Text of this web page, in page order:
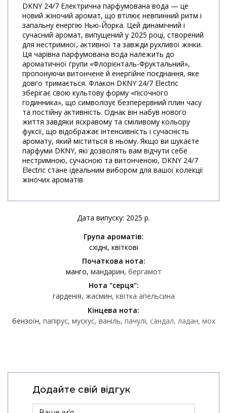
DKNY 24/7 Електрична парфумована вода — це
новий жіночий аромат, що втілює невпинний ритм і
запальну енергію Нью-Йорка. Цей динамічний і
сучасний аромат, випущений у 2025 році, створений
для нестримної, активної та завжди рухливої жінки.
Ця чарівна парфумована вода належить до
ароматичної групи «Флорієнталь-Фруктальний»,
пропонуючи витончене й енергійне поєднання, яке
довго тримається. Флакон DKNY 24/7 Electric
зберігає свою культову форму «пісочного
годинника», що символізує безперервний плин часу
та постійну активність. Однак він набув нового
життя завдяки яскравому та сміливому кольору
фуксії, що відображає інтенсивність і сучасність
аромату, який міститься в ньому. Якщо ви шукаєте
парфуми DKNY, які дозволять вам відчути себе
нестримною, сучасною та витонченою, DKNY 24/7
Electric стане ідеальним вибором для вашої колекції
жіночих ароматів
Дата випуску: 2025 р.
Група ароматів:
східні квіткові
Початкова нота:
манго мандарин бергамот
Нота "серця":
гарденія жасмин квітка апельсина
Кінцева нота:
бензоїн папірус мускус ваніль пачулі сандал ладан мох
Додайте свій відгук